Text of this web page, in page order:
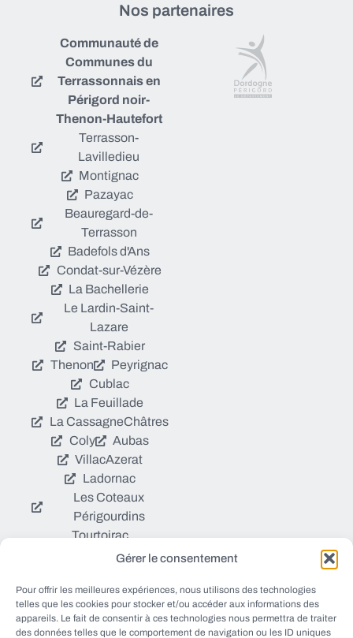
Gérer le consentement
Pour offrir les meilleures expériences, nous utilisons des technologies
telles que les cookies pour stocker et/ou accéder aux informations des
appareils. Le fait de consentir à ces technologies nous permettra de traiter
des données telles que le comportement de navigation ou les ID uniques
Nos partenaires
Communauté de
Communes du
Terrassonnais en
Périgord noir-
Thenon-Hautefort
Terrasson-
Lavilledieu
Montignac
Pazayac
Beauregard-de-
Terrasson
Badefols d'Ans
Condat-sur-Vézère
La Bachellerie
Le Lardin-Saint-
Lazare
Saint-Rabier
Thenon
Peyrignac
Cublac
La Feuillade
La CassagneChâtres
Coly
Aubas
VillacAzerat
Ladornac
Les Coteaux
Périgourdins
Tourtoirac
© EWANEWS tous droits
réservés
https://ewanews.com/fee
Qui sommes nous ?
Sources et Blogs